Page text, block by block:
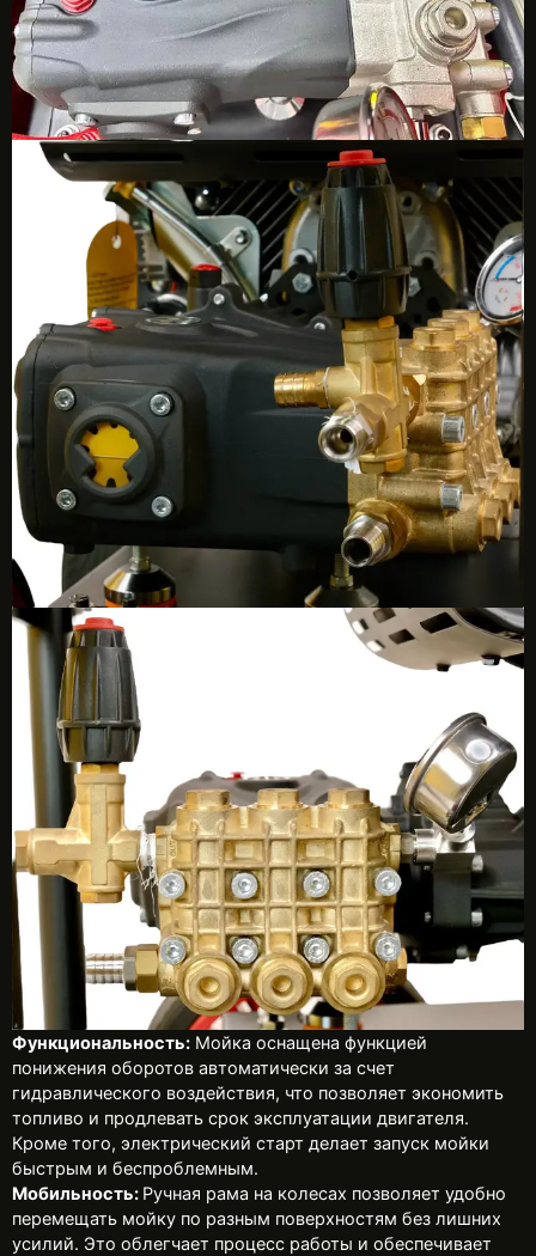
Функциональность: Мойка оснащена функцией
понижения оборотов автоматически за счет
гидравлического воздействия, что позволяет экономить
топливо и продлевать срок эксплуатации двигателя.
Кроме того, электрический старт делает запуск мойки
быстрым и беспроблемным.
Мобильность: Ручная рама на колесах позволяет удобно
перемещать мойку по разным поверхностям без лишних
усилий. Это облегчает процесс работы и обеспечивает